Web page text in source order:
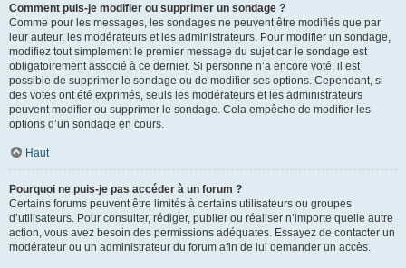
Comment puis-je modifier ou supprimer un sondage ?
Comme pour les messages, les sondages ne peuvent être modifiés que par
leur auteur, les modérateurs et les administrateurs. Pour modifier un sondage,
modifiez tout simplement le premier message du sujet car le sondage est
obligatoirement associé à ce dernier. Si personne n’a encore voté, il est
possible de supprimer le sondage ou de modifier ses options. Cependant, si
des votes ont été exprimés, seuls les modérateurs et les administrateurs
peuvent modifier ou supprimer le sondage. Cela empêche de modifier les
options d’un sondage en cours.
Haut
Pourquoi ne puis-je pas accéder à un forum ?
Certains forums peuvent être limités à certains utilisateurs ou groupes
d’utilisateurs. Pour consulter, rédiger, publier ou réaliser n’importe quelle autre
action, vous avez besoin des permissions adéquates. Essayez de contacter un
modérateur ou un administrateur du forum afin de lui demander un accès.